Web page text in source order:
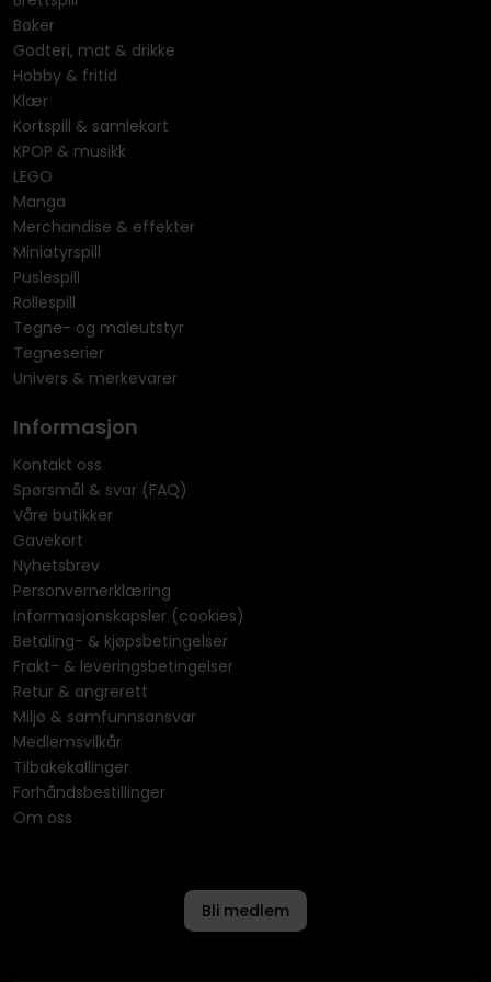
Bøker
Godteri, mat & drikke
Hobby & fritid
Klær
Kortspill & samlekort
KPOP & musikk
LEGO
Manga
Merchandise & effekter
Miniatyrspill
Puslespill
Rollespill
Tegne- og maleutstyr
Tegneserier
Univers & merkevarer
Informasjon
Kontakt oss
Spørsmål & svar (FAQ)
Våre butikker
Gavekort
Nyhetsbrev
Personvernerklæring
Informasjonskapsler (cookies)
Betaling- & kjøpsbetingelser
Frakt- & leveringsbetingelser
Retur & angrerett
Miljø & samfunnsansvar
Medlemsvilkår
Tilbakekallinger
Forhåndsbestillinger
Om oss
Bli medlem